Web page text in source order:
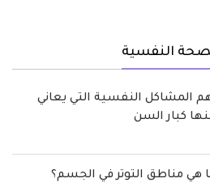
النفسية
المشاكل النفسية التي يعاني
كبار السن
هي مناطق التوتر في الجسم؟